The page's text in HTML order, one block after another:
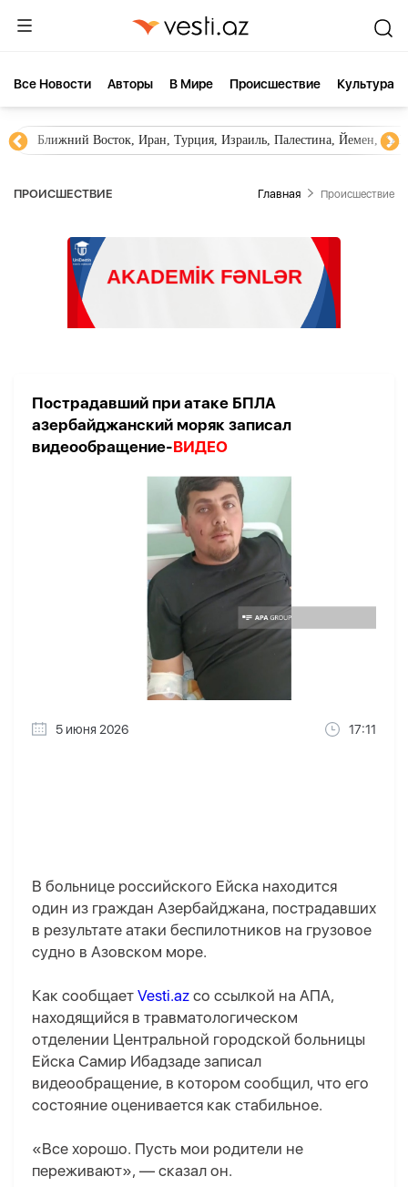
Все Новости Aвторы В Мире Происшествие Культура
Ближний Восток, Иран, Турция, Израиль, Палестина, Йемен,
ПРОИСШЕСТВИЕ Главная Происшествие
Пострадавший при атаке БПЛА
азербайджанский моряк записал
видеообращение-ВИДЕО
5 июня 2026 17:11
В больнице российского Ейска находится
один из граждан Азербайджана, пострадавших
в результате атаки беспилотников на грузовое
судно в Азовском море.
Как сообщает Vesti.az со ссылкой на AПA,
находящийся в травматологическом
отделении Центральной городской больницы
Ейска Самир Ибадзаде записал
видеообращение, в котором сообщил, что его
состояние оценивается как стабильное.
«Все хорошо. Пусть мои родители не
переживают», — сказал он.